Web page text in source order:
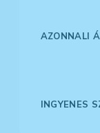
AZONNALI
INGYENES